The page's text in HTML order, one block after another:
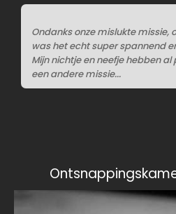
Ondanks onze mislukte missie,
was het echt super spannend
Mijn nichtje en neefje hebben
een andere missie...